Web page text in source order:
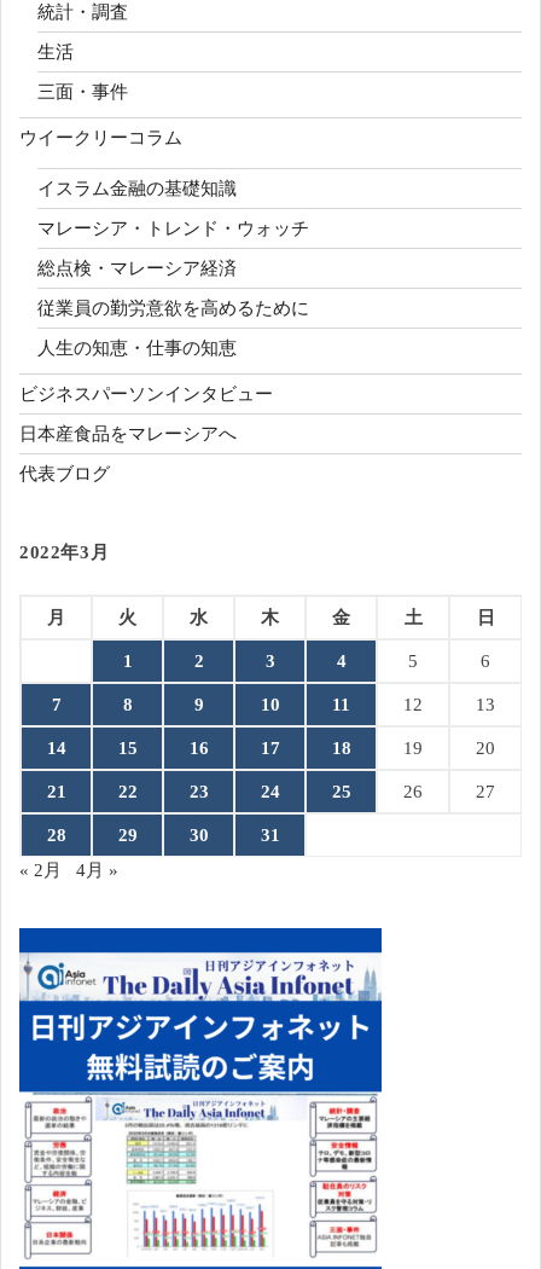
統計・調査
生活
三面・事件
ウイークリーコラム
イスラム金融の基礎知識
マレーシア・トレンド・ウォッチ
総点検・マレーシア経済
従業員の勤労意欲を高めるために
人生の知恵・仕事の知恵
ビジネスパーソンインタビュー
日本産食品をマレーシアへ
代表ブログ
2022年3月
月 火 水 木 金 土 日
1 2 3 4 5 6
7 8 9 10 11 12 13
14 15 16 17 18 19 20
21 22 23 24 25 26 27
28 29 30
31
« 2月
4月 »